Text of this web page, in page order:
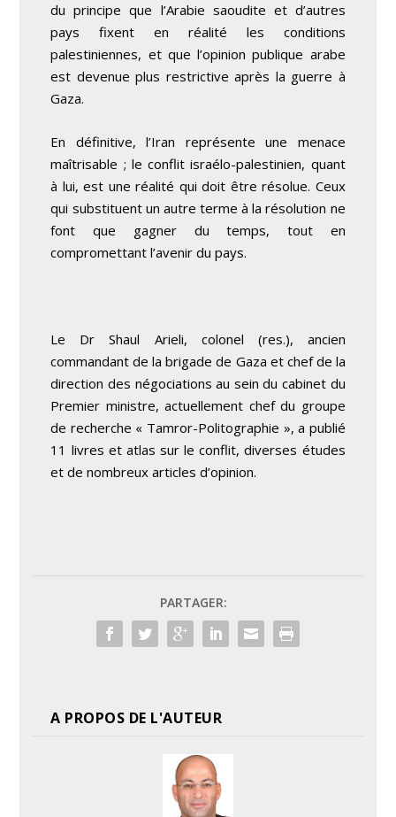
du principe que l’Arabie saoudite et d’autres
pays fixent en réalité les conditions
palestiniennes, et que l’opinion publique arabe
est devenue plus restrictive après la guerre à
Gaza.
En définitive, l’Iran représente une menace
maîtrisable ; le conflit israélo-palestinien, quant
à lui, est une réalité qui doit être résolue. Ceux
qui substituent un autre terme à la résolution ne
font que gagner du temps, tout en
compromettant l’avenir du pays.
Le Dr Shaul Arieli, colonel (res.), ancien
commandant de la brigade de Gaza et chef de la
direction des négociations au sein du cabinet du
Premier ministre, actuellement chef du groupe
de recherche « Tamror-Politographie », a publié
11 livres et atlas sur le conflit, diverses études
et de nombreux articles d’opinion.
PARTAGER:
A PROPOS DE L'AUTEUR